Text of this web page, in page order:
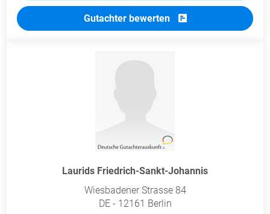
Gutachter bewerten
Laurids Friedrich-Sankt-Johannis
Wiesbadener Strasse 84
DE - 12161 Berlin